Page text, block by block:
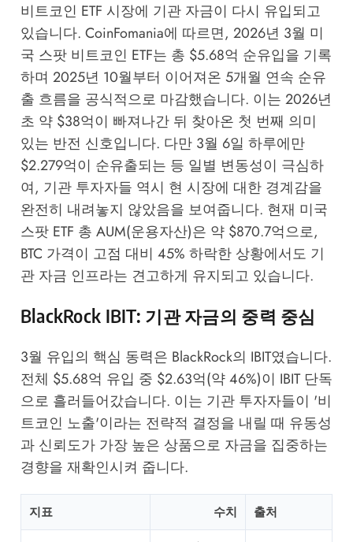
비트코인 ETF 시장에 기관 자금이 다시 유입되고
있습니다. CoinFomania에 따르면, 2026년 3월 미
국 스팟 비트코인 ETF는 총 $5.68억 순유입을 기록
하며 2025년 10월부터 이어져온 5개월 연속 순유
출 흐름을 공식적으로 마감했습니다. 이는 2026년
초 약 $38억이 빠져나간 뒤 찾아온 첫 번째 의미
있는 반전 신호입니다. 다만 3월 6일 하루에만
$2.279억이 순유출되는 등 일별 변동성이 극심하
여, 기관 투자자들 역시 현 시장에 대한 경계감을
완전히 내려놓지 않았음을 보여줍니다. 현재 미국
스팟 ETF 총 AUM(운용자산)은 약 $870.7억으로,
BTC 가격이 고점 대비 45% 하락한 상황에서도 기
관 자금 인프라는 견고하게 유지되고 있습니다.
BlackRock IBIT: 기관 자금의 중력 중심
3월 유입의 핵심 동력은 BlackRock의 IBIT였습니다.
전체 $5.68억 유입 중 $2.63억(약 46%)이 IBIT 단독
으로 흘러들어갔습니다. 이는 기관 투자자들이 '비
트코인 노출'이라는 전략적 결정을 내릴 때 유동성
과 신뢰도가 가장 높은 상품으로 자금을 집중하는
경향을 재확인시켜 줍니다.
지표 수치 출처